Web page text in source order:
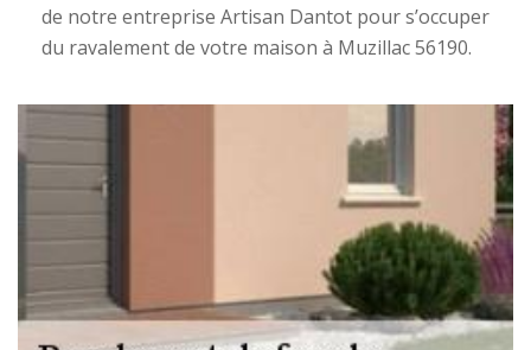
de notre entreprise Artisan Dantot pour s’occuper
du ravalement de votre maison à Muzillac 56190.